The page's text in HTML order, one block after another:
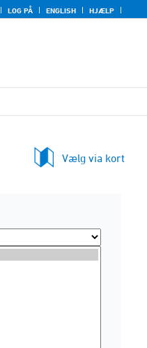
LOG PÅ ENGLISH HJÆLP
Vælg via kort